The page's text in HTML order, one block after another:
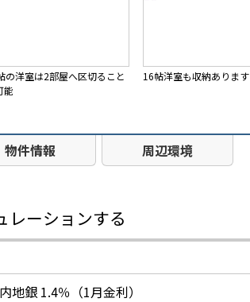
の洋室は2部屋へ区切ること
能
16帖洋室も収納あります
物件情報 周辺環境
レーションする
地銀 1.4％（1月金利）